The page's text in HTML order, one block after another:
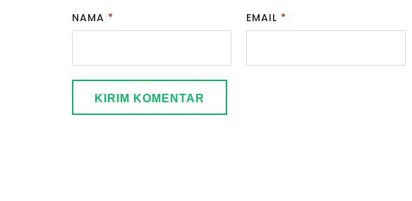
NAMA * EMAIL *